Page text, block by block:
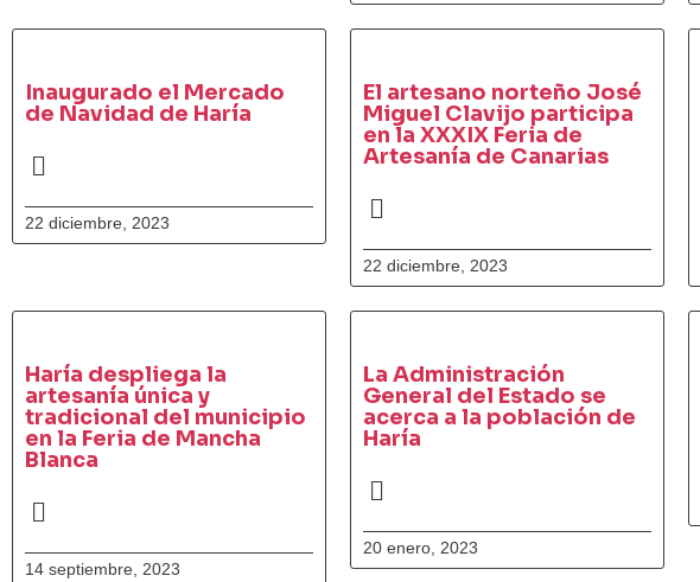
Inaugurado el Mercado
de Navidad de Haría
22 diciembre, 2023
El artesano norteño José
Miguel Clavijo participa
en la XXXIX Feria de
Artesanía de Canarias
22 diciembre, 2023
Haría despliega la
artesanía única y
tradicional del municipio
en la Feria de Mancha
Blanca
14 septiembre, 2023
La Administración
General del Estado se
acerca a la población de
Haría
20 enero, 2023